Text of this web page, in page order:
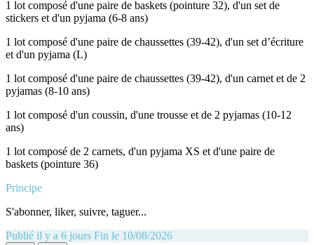
1 lot composé d'une paire de baskets (pointure 32), d'un set de
stickers et d'un pyjama (6-8 ans)
1 lot composé d'une paire de chaussettes (39-42), d'un set d’écriture
et d'un pyjama (L)
1 lot composé d'une paire de chaussettes (39-42), d'un carnet et de 2
pyjamas (8-10 ans)
1 lot composé d'un coussin, d'une trousse et de 2 pyjamas (10-12
ans)
1 lot composé de 2 carnets, d'un pyjama XS et d'une paire de
baskets (pointure 36)
Principe
S'abonner, liker, suivre, taguer...
Publié il y a 6 jours Fin le 10/08/2026